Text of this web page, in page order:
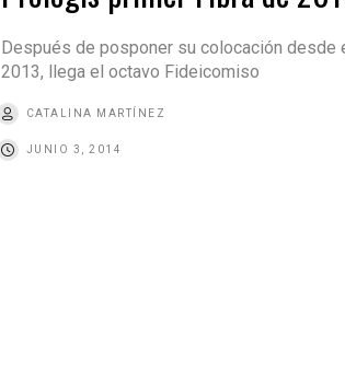
Después de posponer su colocación desde
2013, llega el octavo Fideicomiso
CATALINA MARTÍNEZ
JUNIO 3, 2014